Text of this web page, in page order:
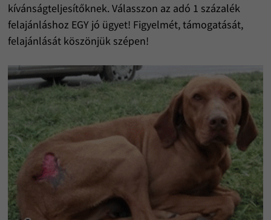
kívánságteljesítőknek. Válasszon az adó 1 százalék
felajánláshoz EGY jó ügyet! Figyelmét, támogatását,
felajánlását köszönjük szépen!